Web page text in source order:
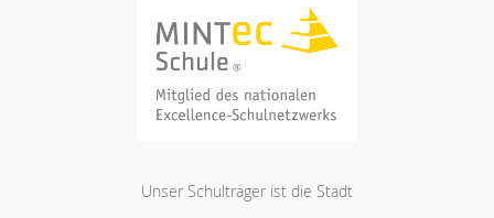
Unser Schulträger ist die Stadt